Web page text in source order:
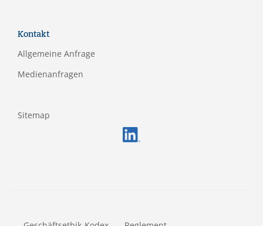
Kontakt
Allgemeine Anfrage
Medienanfragen
Sitemap